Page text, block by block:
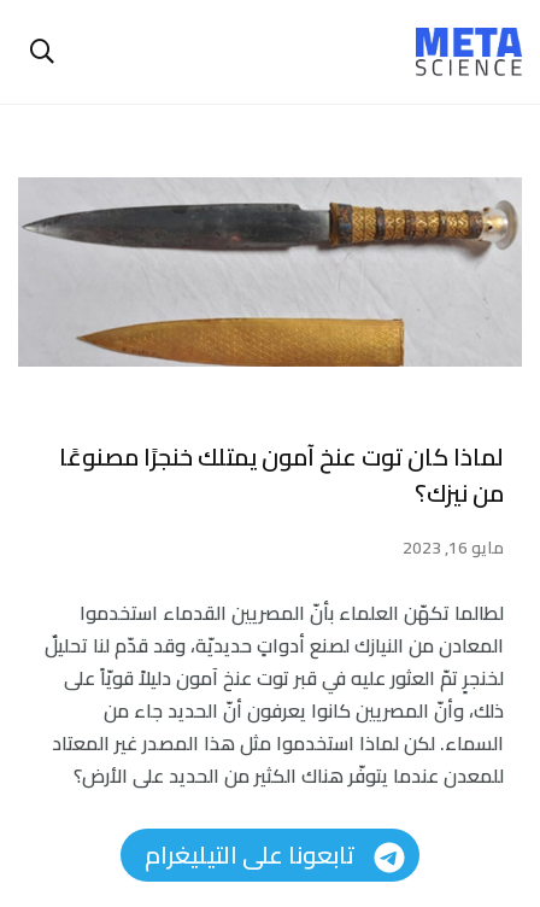
لماذا كان توت عنخ آمون يمتلك خنجرًا مصنوعًا
من نيزك؟
مايو 16, 2023
لطالما تكهّن العلماء بأنّ المصريين القدماء استخدموا
المعادن من النيازك لصنع أدواتٍ حديديّة، وقد قدّم لنا تحليلٌ
لخنجرٍ تمّ العثور عليه في قبر توت عنخ آمون دليلاً قويّاً على
ذلك، وأنّ المصريين كانوا يعرفون أنّ الحديد جاء من
السماء. لكن لماذا استخدموا مثل هذا المصدر غير المعتاد
للمعدن عندما يتوفّر هناك الكثير من الحديد على الأرض؟
تابعونا على التيليغرام